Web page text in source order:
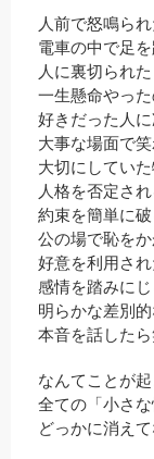
人前で怒鳴られ
電車の中で足
人に裏切られた
一生懸命やっ
好きだった人
大事な場面で
大切にしてい
人格を否定さ
約束を簡単に
公の場で恥を
好意を利用され
感情を踏みに
明らかな差別
本音を話した
なんてことが起
全ての「小さ
どっかに消えて